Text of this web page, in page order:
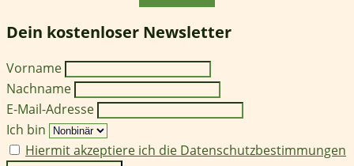
Dein kostenloser Newsletter
Vorname
Nachname
E-Mail-Adresse
Ich bin
Hiermit akzeptiere ich die Datenschutzbestimmungen